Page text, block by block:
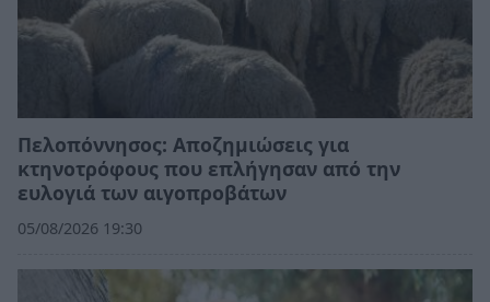
Πελοπόννησος: Αποζημιώσεις για
κτηνοτρόφους που επλήγησαν από την
ευλογιά των αιγοπροβάτων
05/08/2026 19:30